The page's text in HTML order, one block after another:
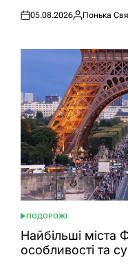
Оприлюднено
05.08.2026
Опубліковано
Понька
ОПУБЛІКУВАТИ
У
ПОДОРОЖІ
Найбільші міста
особливості та